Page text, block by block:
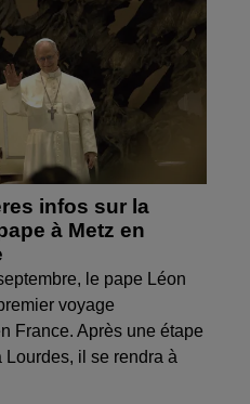
infos sur la
à Metz en
le pape Léon
voyage
France. Après une étape
Lourdes, il se rendra à